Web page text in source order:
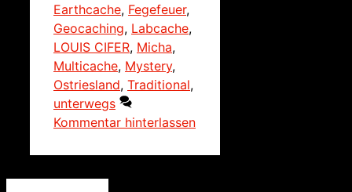
Earthcache, Fegefeuer,
Geocaching, Labcache,
LOUIS CIFER, Micha,
Multicache, Mystery,
Ostriesland, Traditional,
unterwegs
Kommentar hinterlassen